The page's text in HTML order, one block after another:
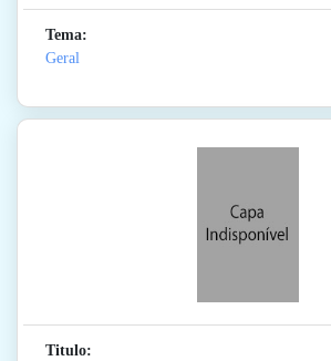
Tema:
Geral
Titulo: